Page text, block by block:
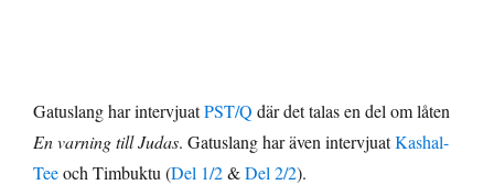
Gatuslang har intervjuatPST/Q där det talas en del om låten
En varning till Judas. Gatuslang har även intervjuatKashal-
Teeoch Timbuktu (Del 1/2&Del 2/2).